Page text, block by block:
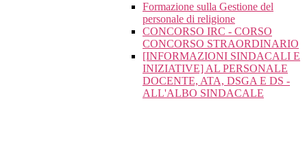
Formazione sulla Gestione del
personale di religione
CONCORSO IRC - CORSO
CONCORSO STRAORDINARIO
[INFORMAZIONI SINDACALI E
INIZIATIVE] AL PERSONALE
DOCENTE, ATA, DSGA E DS -
ALL'ALBO SINDACALE